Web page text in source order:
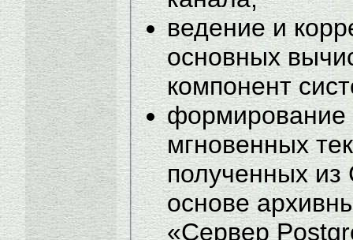
ведение и
основных
компонент
формирование
мгновенных
полученных
основе
«Сервер